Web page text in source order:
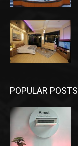
POPULAR POSTS